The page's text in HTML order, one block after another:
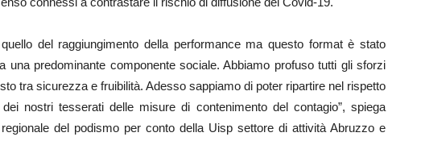
del raggiungimento della performance ma questo format è stato
una predominante componente sociale. Abbiamo profuso tutti gli sforzi
tra sicurezza e fruibilità. Adesso sappiamo di poter ripartire nel rispetto
nostri tesserati delle misure di contenimento del contagio”, spiega
del podismo per conto della Uisp settore di attività Abruzzo e